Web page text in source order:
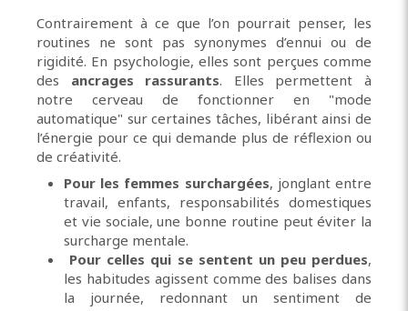
Contrairement à ce que l’on pourrait penser, les
routines ne sont pas synonymes d’ennui ou de
rigidité. En psychologie, elles sont perçues comme
des ancrages rassurants. Elles permettent à
notre cerveau de fonctionner en "mode
automatique" sur certaines tâches, libérant ainsi de
l’énergie pour ce qui demande plus de réflexion ou
de créativité.
Pour les femmes surchargées, jonglant entre
travail, enfants, responsabilités domestiques
et vie sociale, une bonne routine peut éviter la
surcharge mentale.
Pour celles qui se sentent un peu perdues,
les habitudes agissent comme des balises dans
la journée, redonnant un sentiment de